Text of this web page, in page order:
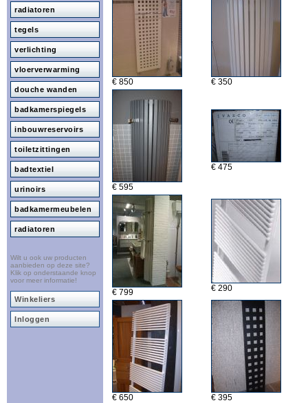
radiatoren
tegels
verlichting
vloerverwarming
douche wanden
badkamerspiegels
inbouwreservoirs
toiletzittingen
badtextiel
urinoirs
badkamermeubelen
radiatoren
Wilt u ook uw producten
aanbieden op deze site?
Klik op onderstaande knop
voor meer informatie!
Winkeliers
Inloggen
€ 850 € 350
€ 595
€ 475
€ 799 € 290
€ 650 € 395